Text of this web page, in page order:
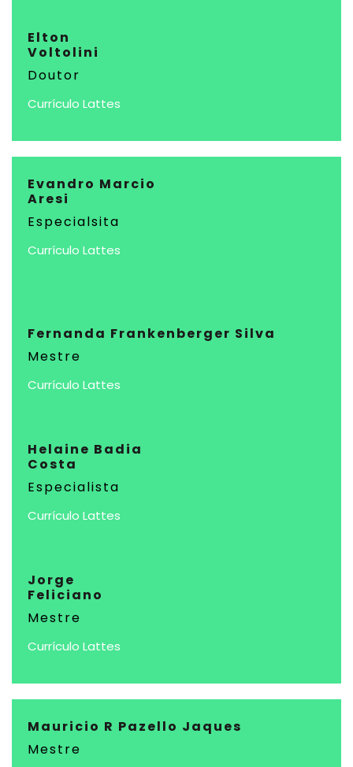
Elton
Voltolini
Doutor
Currículo Lattes
Evandro Marcio
Aresi
Especialsita
Currículo Lattes
Fernanda Frankenberger Silva
Mestre
Currículo Lattes
Helaine Badia
Costa
Especialista
Currículo Lattes
Jorge
Feliciano
Mestre
Currículo Lattes
Mauricio R Pazello Jaques
Mestre